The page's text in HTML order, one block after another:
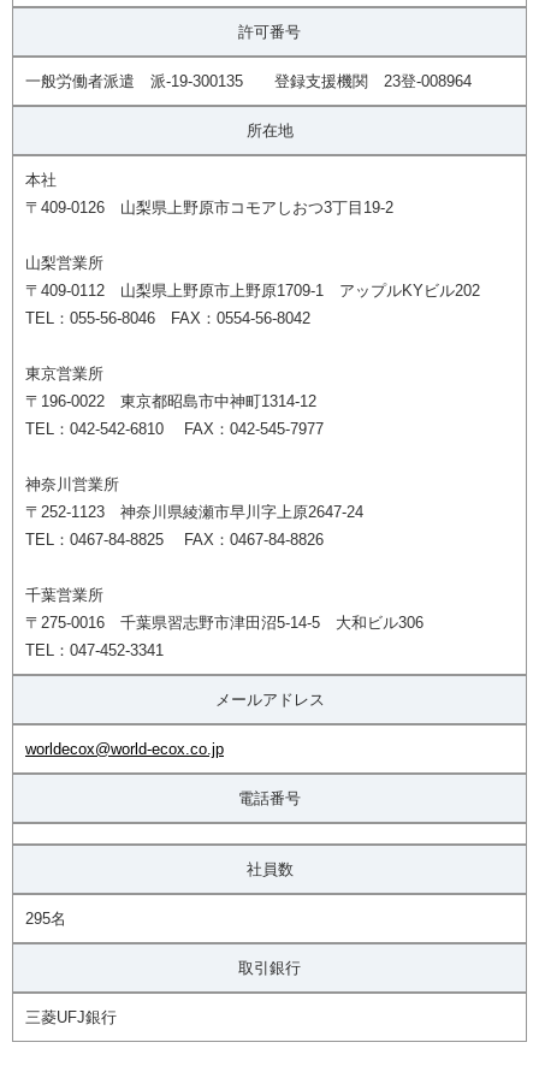
許可番号
一般労働者派遣 派-19-300135 登録支援機関 23登-008964
所在地
本社
〒409-0126 山梨県上野原市コモアしおつ3丁目19-2
山梨営業所
〒409-0112 山梨県上野原市上野原1709-1 アップルKYビル202
TEL：055-56-8046 FAX：0554-56-8042
東京営業所
〒196-0022 東京都昭島市中神町1314-12
TEL：042-542-6810 FAX：042-545-7977
神奈川営業所
〒252-1123 神奈川県綾瀬市早川字上原2647-24
TEL：0467-84-8825 FAX：0467-84-8826
千葉営業所
〒275-0016 千葉県習志野市津田沼5-14-5 大和ビル306
TEL：047-452-3341
メールアドレス
worldecox@world-ecox.co.jp
電話番号
社員数
295名
取引銀行
三菱UFJ銀行